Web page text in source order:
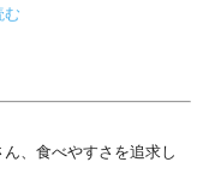
む
、食べやすさを追求し